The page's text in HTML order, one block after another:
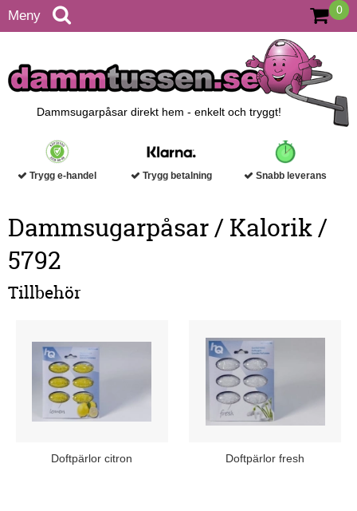
Meny 0
Dammsugarpåsar direkt hem - enkelt och tryggt!
Trygg e-handel Trygg betalning Snabb leverans
Dammsugarpåsar / Kalorik /
5792
Tillbehör
Doftpärlor citron Doftpärlor fresh